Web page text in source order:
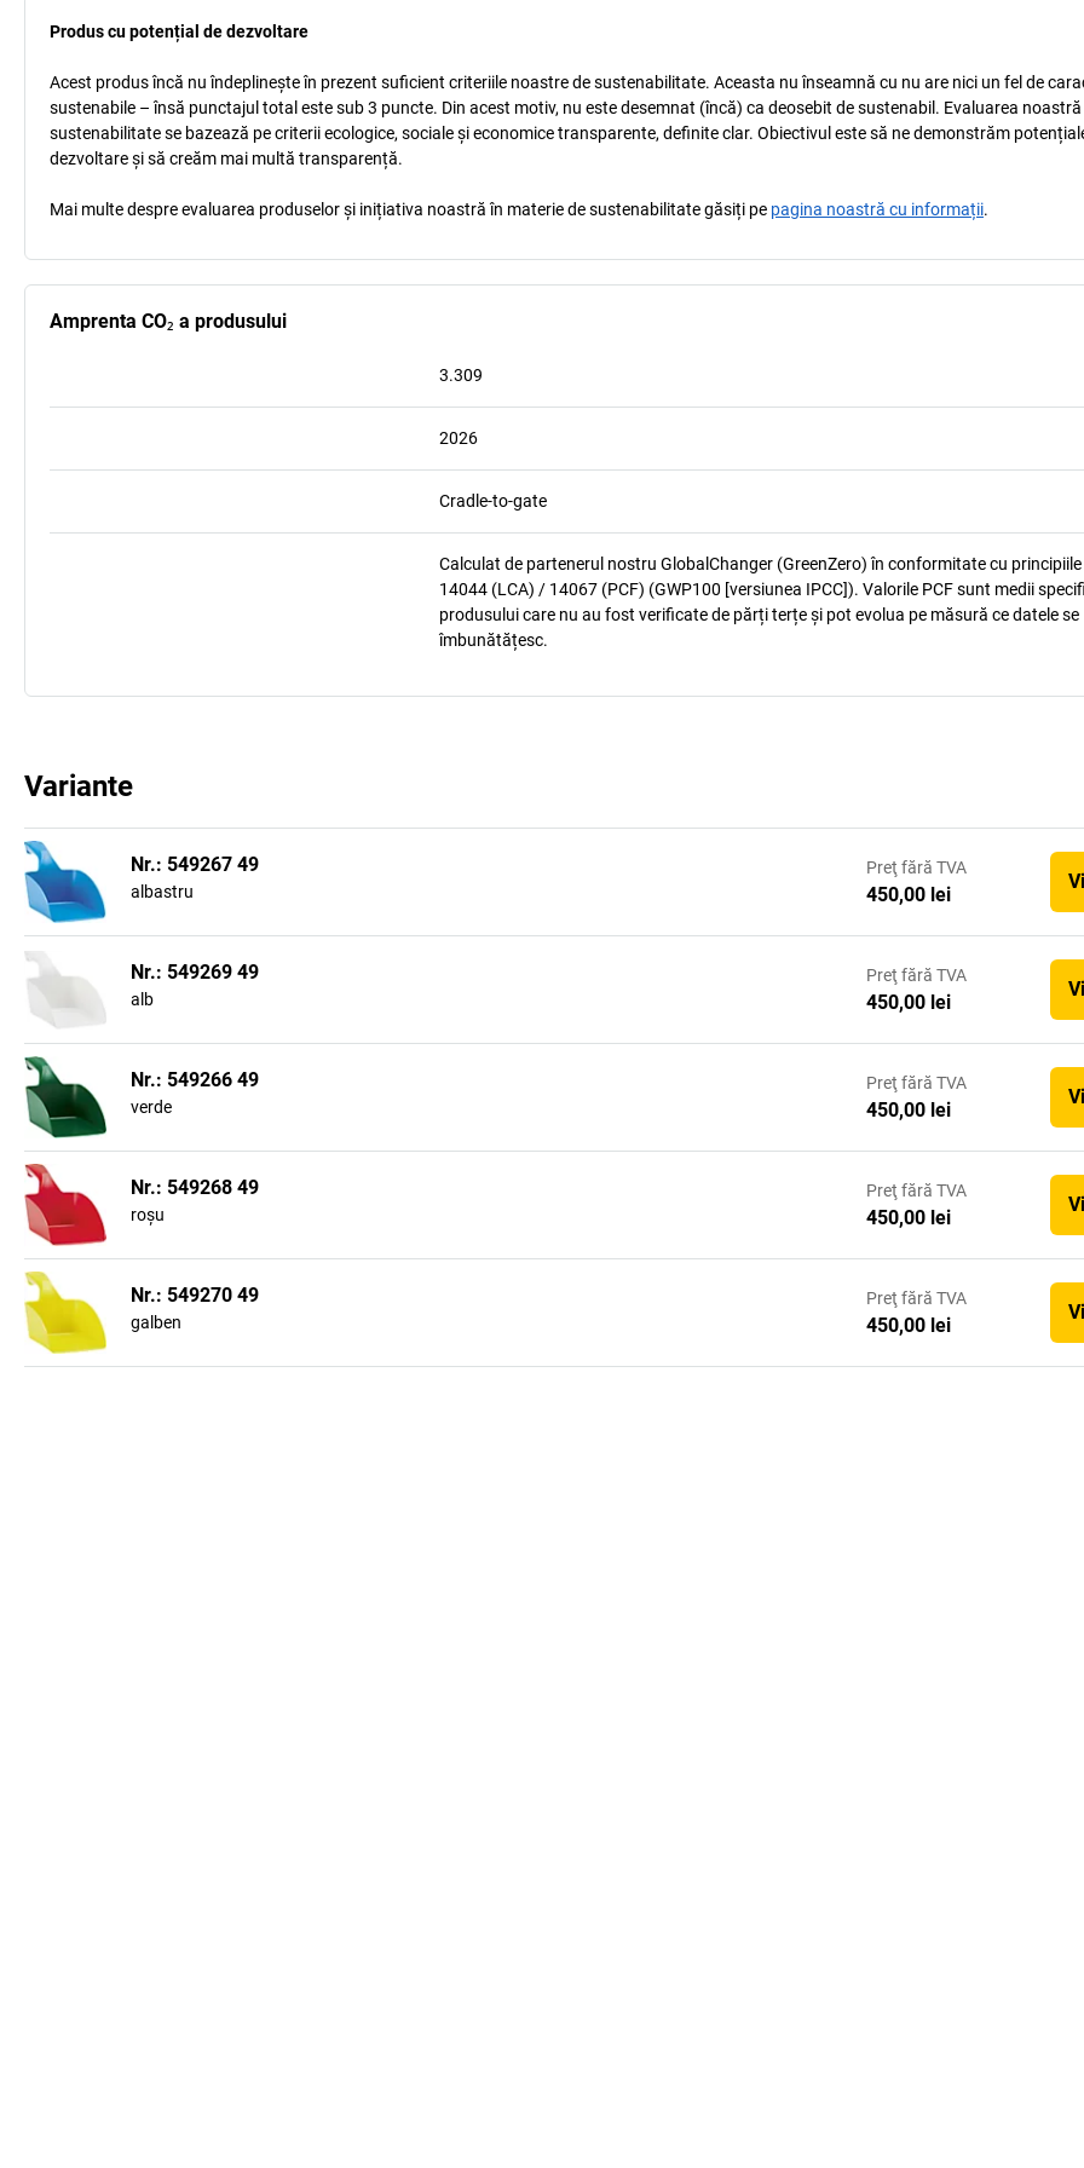
Produs cu potențial de dezvoltare
Acest produs încă nu îndeplinește în prezent suficient criteriile noastre de sustenabilitate. Aceasta nu înseamnă cu nu are nici un fel de
sustenabile – însă punctajul total este sub 3 puncte. Din acest motiv, nu este desemnat (încă) ca deosebit de sustenabil. Evaluarea noastră
sustenabilitate se bazează pe criterii ecologice, sociale și economice transparente, definite clar. Obiectivul este să ne demonstrăm
dezvoltare și să creăm mai multă transparență.
Mai multe despre evaluarea produselor și inițiativa noastră în materie de sustenabilitate găsiți pe pagina noastră cu informații.
Amprenta CO₂ a produsului
3.309
2026
Cradle-to-gate
Calculat de partenerul nostru GlobalChanger (GreenZero) în conformitate cu principiile
14044 (LCA) / 14067 (PCF) (GWP100 [versiunea IPCC]). Valorile PCF sunt medii
produsului care nu au fost verificate de părți terțe și pot evolua pe măsură ce datele se
îmbunătățesc.
Variante
Nr.: 549267 49
albastru
Preţ fără TVA
450,00 lei
Nr.: 549269 49
alb
Preţ fără TVA
450,00 lei
Nr.: 549266 49
verde
Preţ fără TVA
450,00 lei
Nr.: 549268 49
roșu
Preţ fără TVA
450,00 lei
Nr.: 549270 49
galben
Preţ fără TVA
450,00 lei